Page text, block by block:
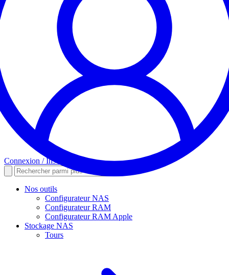
Connexion / Inscription
Nos outils
Configurateur NAS
Configurateur RAM
Configurateur RAM Apple
Stockage NAS
Tours